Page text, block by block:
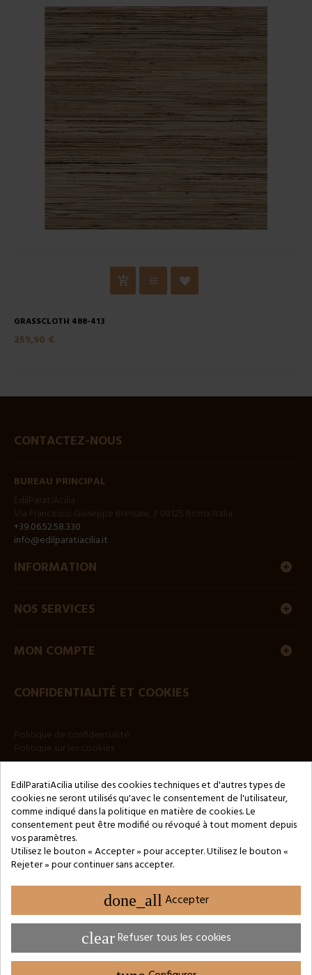
GRASSCLOTH 488-413
259,90 €
CONTACTEZ-NOUS
BUREAU PRINCIPAL
+39.06.52.58.330
info@edilparatiacilia.it
INFORMATION
NOS SERVICES
MON COMPTE
CONFIDENTIALITÉ ET COOKIES
Copyright © 2024 by 3Enne s.r.l.s. P.IVA/C.F.: 13466181008
Numéro d'enregistrement REA : RM-1449325 - Registre du
Commerce de Rome
Website Developed by M.Borzacchini - TestSide
EdilParatiAcilia utilise des cookies techniques et d'autres types de
cookies ne seront utilisés qu'avec le consentement de l'utilisateur,
comme indiqué dans la politique en matière de cookies. Le
consentement peut être modifié ou révoqué à tout moment depuis
vos paramètres.
Utilisez le bouton « Accepter » pour accepter. Utilisez le bouton «
Rejeter » pour continuer sans accepter.
done_all Accepter
clearRefuser tous les cookies